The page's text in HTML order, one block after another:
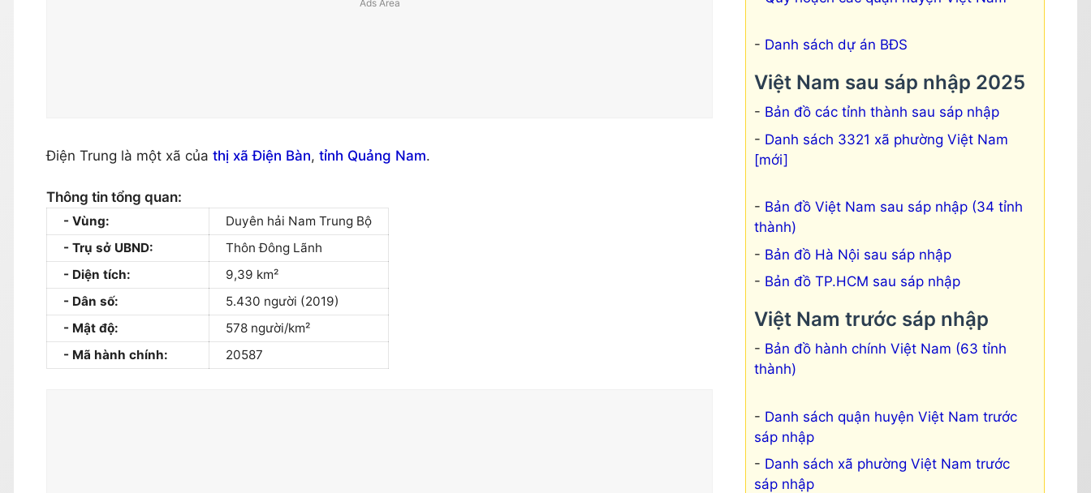
Điện Trung là một xã của thị xã Điện Bàn, tỉnh Quảng Nam.
Thông tin tổng quan:
Vùng:
Duyên hải Nam Trung Bộ
Trụ sở UBND:
Thôn Đông Lãnh
Diện tích:
9,39 km²
Dân số:
5.430 người (2019)
Mật độ:
578 người/km²
Mã hành chính:
20587
Danh sách dự án BĐS
Việt Nam sau sáp nhập 2025
Bản đồ các tỉnh thành sau sáp nhập
Danh sách 3321 xã phường Việt Nam
[mới]
Bản đồ Việt Nam sau sáp nhập (34 tỉnh
thành)
Bản đồ Hà Nội sau sáp nhập
Bản đồ TP.HCM sau sáp nhập
Việt Nam trước sáp nhập
Bản đồ hành chính Việt Nam (63 tỉnh
thành)
Danh sách quận huyện Việt Nam trước
sáp nhập
Danh sách xã phường Việt Nam trước
sáp nhập